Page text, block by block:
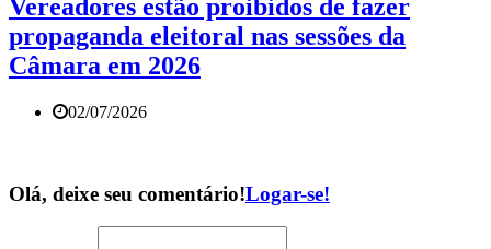
Vereadores estão proibidos de fazer
propaganda eleitoral nas sessões da
Câmara em 2026
02/07/2026
Olá, deixe seu comentário!Logar-se!